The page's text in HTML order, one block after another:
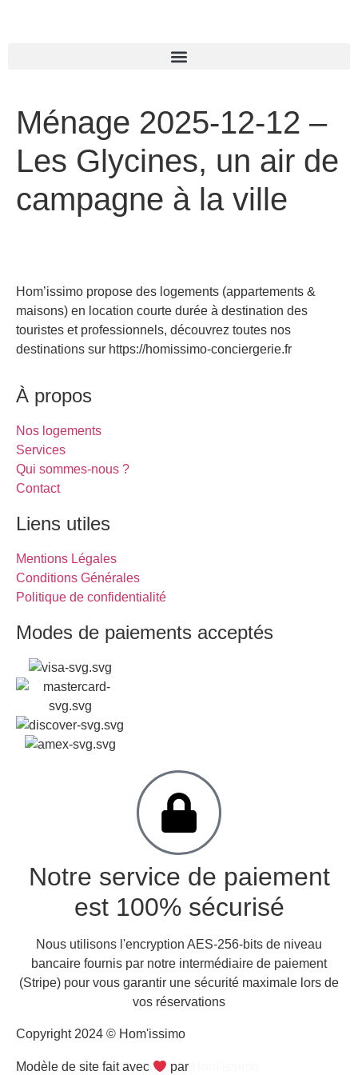
Ménage 2025-12-12 –
Les Glycines, un air de
campagne à la ville
Hom’issimo propose des logements (appartements &
maisons) en location courte durée à destination des
touristes et professionnels, découvrez toutes nos
destinations sur https://homissimo-conciergerie.fr
À propos
Nos logements
Services
Qui sommes-nous ?
Contact
Liens utiles
Mentions Légales
Conditions Générales
Politique de confidentialité
Modes de paiements acceptés
Notre service de paiement
est 100% sécurisé
Nous utilisons l'encryption AES-256-bits de niveau
bancaire fournis par notre intermédiaire de paiement
(Stripe) pour vous garantir une sécurité maximale lors de
vos réservations
Copyright 2024 © Hom'issimo
Modèle de site fait avec par